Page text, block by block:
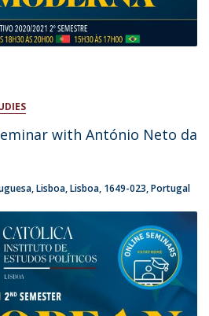
with António Neto da
Lisboa Lisboa 1649-023 Portugal